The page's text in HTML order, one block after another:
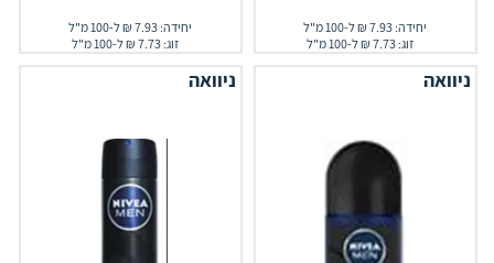
יחידה: 7.93 ₪ ל-100 מ"ל
זוג: 7.73 ₪ ל-100 מ"ל
יחידה: 7.93 ₪ ל-100 מ"ל
זוג: 7.73 ₪ ל-100 מ"ל
ניוואה ניוואה